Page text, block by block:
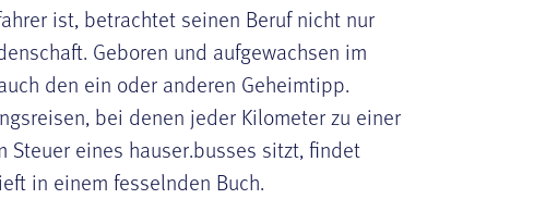
ist, betrachtet seinen Beruf nicht nur
Geboren und aufgewachsen im
den ein oder anderen Geheimtipp.
bei denen jeder Kilometer zu einer
Steuer eines hauser.busses sitzt, findet
in einem fesselnden Buch.